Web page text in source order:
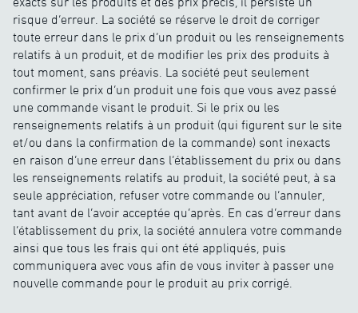
risque d’erreur. La société se réserve le droit de corriger
toute erreur dans le prix d’un produit ou les renseignements
relatifs à un produit, et de modifier les prix des produits à
tout moment, sans préavis. La société peut seulement
confirmer le prix d’un produit une fois que vous avez passé
une commande visant le produit. Si le prix ou les
renseignements relatifs à un produit (qui figurent sur le site
et/ou dans la confirmation de la commande) sont inexacts
en raison d’une erreur dans l’établissement du prix ou dans
les renseignements relatifs au produit, la société peut, à sa
seule appréciation, refuser votre commande ou l’annuler,
tant avant de l’avoir acceptée qu’après. En cas d’erreur dans
l’établissement du prix, la société annulera votre commande
ainsi que tous les frais qui ont été appliqués, puis
communiquera avec vous afin de vous inviter à passer une
nouvelle commande pour le produit au prix corrigé.